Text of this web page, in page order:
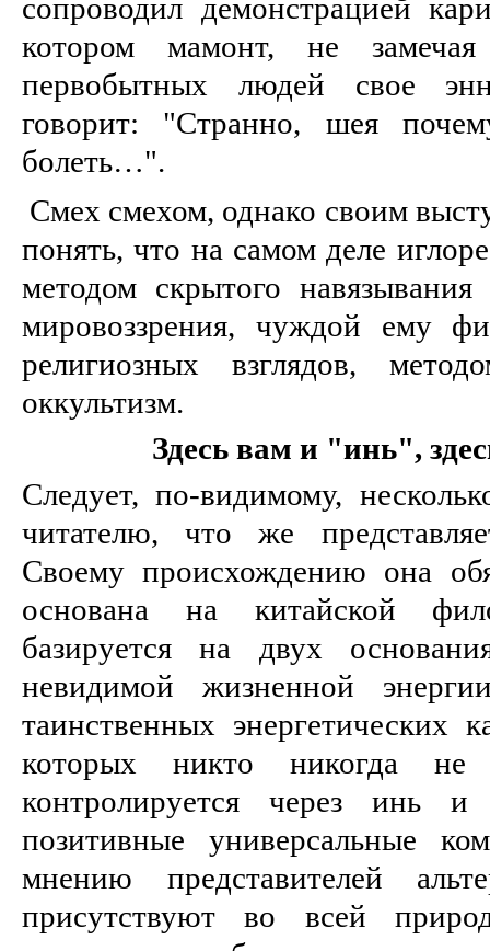
сопроводил демонстрацией
котором мамонт, не
первобытных людей свое
говорит: "Странно, шея
болеть…".
Смех смехом, однако своим
понять, что на самом деле
методом скрытого
мировоззрения, чуждой ему
религиозных взглядов,
оккультизм.
Здесь вам и "инь",
Следует, по-видимому,
читателю, что же
Своему происхождению она
основана на китайской
базируется на двух
невидимой жизненной
таинственных энергетических
которых никто никогда не
контролируется через инь
позитивные универсальные
мнению представителей
присутствуют во всей